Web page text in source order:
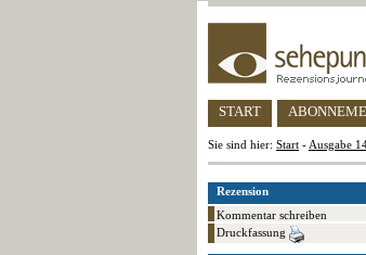
START
Sie sind hier: Start - Ausgabe
Rezension
Kommentar schreiben
Druckfassung